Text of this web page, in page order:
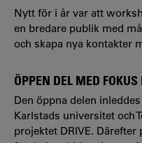
Nytt för i år var att
en bredare publik med
och skapa nya kontakter
ÖPPEN DEL MED
Den öppna delen
Karlstads universitet och
projektet DRIVE.